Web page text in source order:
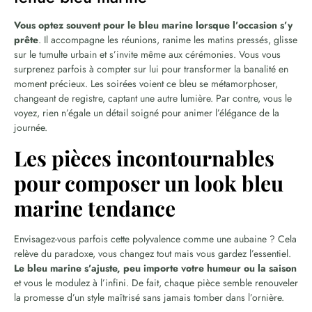
Vous optez souvent pour le bleu marine lorsque l’occasion s’y
prête. Il accompagne les réunions, ranime les matins pressés, glisse
sur le tumulte urbain et s’invite même aux cérémonies. Vous vous
surprenez parfois à compter sur lui pour transformer la banalité en
moment précieux. Les soirées voient ce bleu se métamorphoser,
changeant de registre, captant une autre lumière. Par contre, vous le
voyez, rien n’égale un détail soigné pour animer l’élégance de la
journée.
Les pièces incontournables
pour composer un look bleu
marine tendance
Envisagez-vous parfois cette polyvalence comme une aubaine ? Cela
relève du paradoxe, vous changez tout mais vous gardez l’essentiel.
Le bleu marine s’ajuste, peu importe votre humeur ou la saison
et vous le modulez à l’infini. De fait, chaque pièce semble renouveler
la promesse d’un style maîtrisé sans jamais tomber dans l’ornière.